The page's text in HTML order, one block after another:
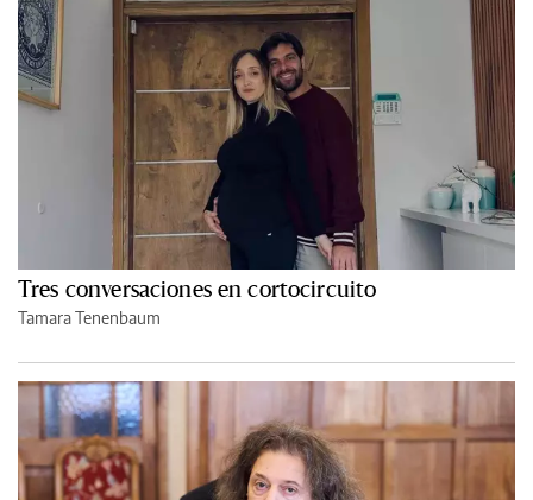
Tres conversaciones en cortocircuito
Tamara Tenenbaum